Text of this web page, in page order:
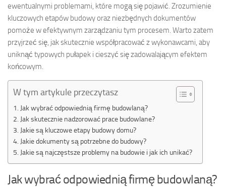
ewentualnymi problemami, które mogą się pojawić. Zrozumienie
kluczowych etapów budowy oraz niezbędnych dokumentów
pomoże w efektywnym zarządzaniu tym procesem. Warto zatem
przyjrzeć się, jak skutecznie współpracować z wykonawcami, aby
uniknąć typowych pułapek i cieszyć się zadowalającym efektem
końcowym.
W tym artykule przeczytasz
Jak wybrać odpowiednią firmę budowlaną?
Jak skutecznie nadzorować prace budowlane?
Jakie są kluczowe etapy budowy domu?
Jakie dokumenty są potrzebne do budowy?
Jakie są najczęstsze problemy na budowie i jak ich unikać?
Jak wybrać odpowiednią firmę budowlaną?